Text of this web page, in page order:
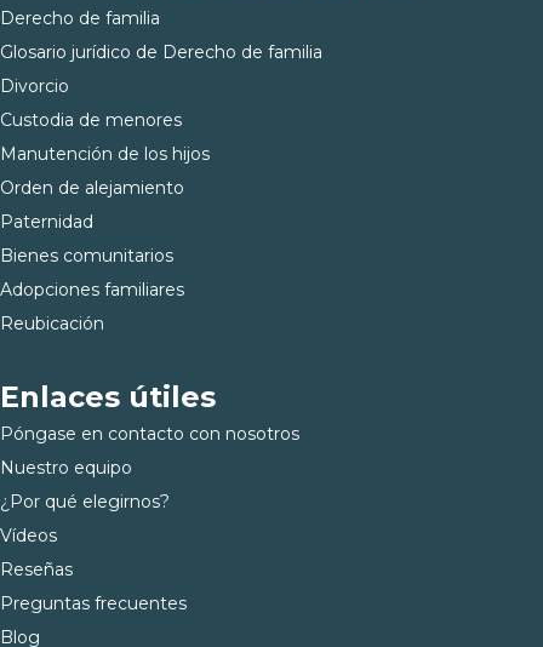
Derecho de familia
Glosario jurídico de Derecho de familia
Divorcio
Custodia de menores
Manutención de los hijos
Orden de alejamiento
Paternidad
Bienes comunitarios
Adopciones familiares
Reubicación
Enlaces útiles
Póngase en contacto con nosotros
Nuestro equipo
¿Por qué elegirnos?
Vídeos
Reseñas
Preguntas frecuentes
Blog